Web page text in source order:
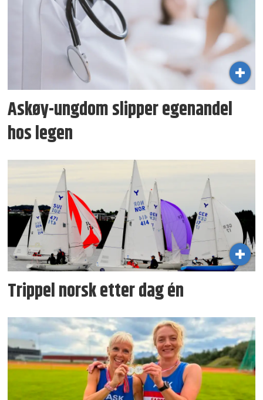
Askøy-ungdom slipper egenandel
hos legen
Trippel norsk etter dag én